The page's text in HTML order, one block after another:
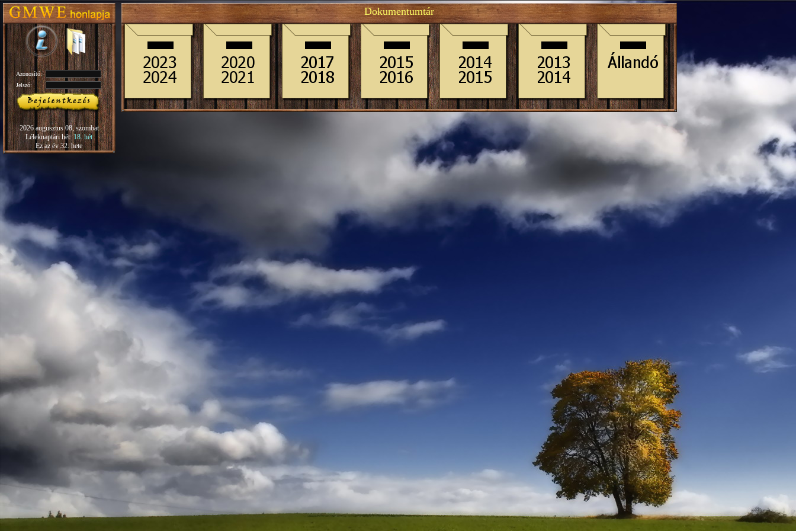
Azonosító:
Jelszó:
2026 augusztus 08, szombat
Léleknaptári hét:18. hét
Ez az év 32. hete
Dokumentumtár